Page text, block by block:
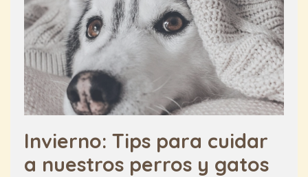
Invierno: Tips para cuidar
a nuestros perros y gatos